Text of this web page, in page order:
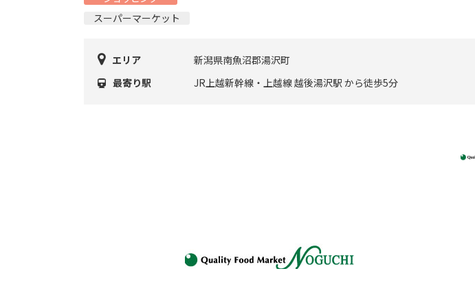
スーパーマーケット
エリア
新潟県南魚沼郡湯沢町
最寄り駅
JR上越新幹線・上越線 越後湯沢駅 から徒歩5分